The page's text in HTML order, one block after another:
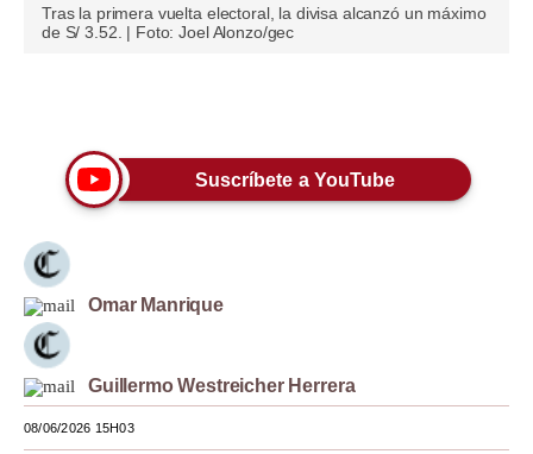
Tendencias
Moda
Estilos
Mundo
EEUU
México
España
Internacional
Tras la primera vuelta electoral, la divisa alcanzó un máximo
de S/ 3.52. | Foto: Joel Alonzo/gec
Suscríbete a YouTube
Omar Manrique
Guillermo Westreicher Herrera
08/06/2026 15H03